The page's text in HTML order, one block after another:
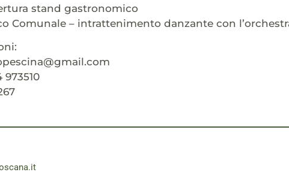
stand gastronomico
Comunale – intrattenimento danzante con
973510